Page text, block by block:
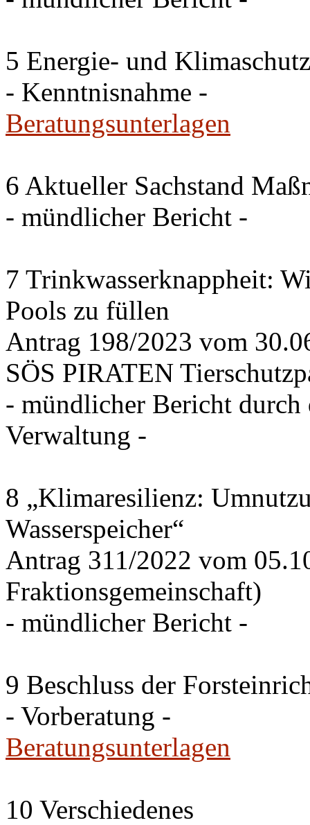
5 Energie- und
- Kenntnisnahme -
Beratungsunterlagen
6 Aktueller Sachstand
- mündlicher Bericht -
7 Trinkwasserknappheit:
Pools zu füllen
Antrag 198/2023 vom
SÖS PIRATEN
- mündlicher Bericht
Verwaltung -
8 „Klimaresilienz:
Wasserspeicher“
Antrag 311/2022 vom
Fraktionsgemeinschaft)
- mündlicher Bericht -
9 Beschluss der
- Vorberatung -
Beratungsunterlagen
10 Verschiedenes